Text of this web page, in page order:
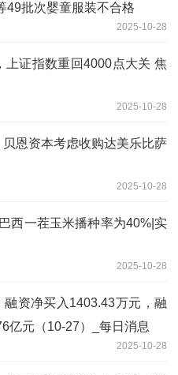
49批次婴童服装不合格
2025-10-28
上证指数重回4000点大关 焦
2025-10-28
恩资本考虑收购达美乐比萨
2025-10-28
西一茬玉米播种率为40%|实
2025-10-28
融资净买入1403.43万元，融
亿元（10-27）_每日消息
2025-10-28